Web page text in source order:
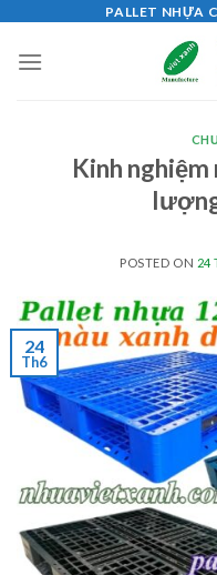
content
PALLET NHỰA
Kinh
POSTED ON 24
24
Th6